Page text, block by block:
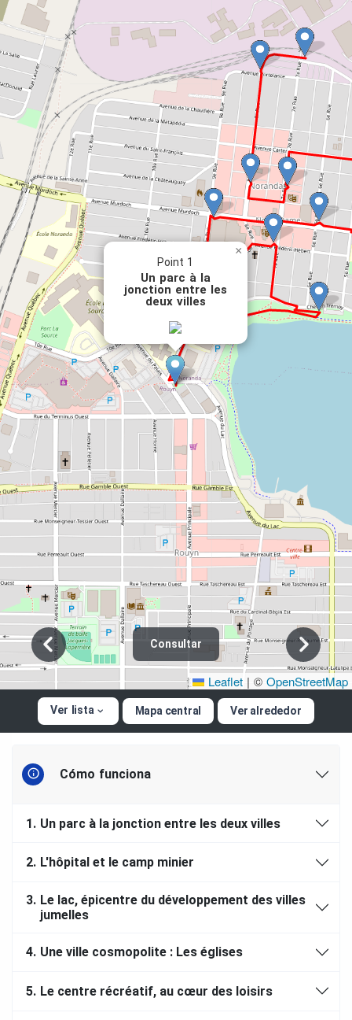
Cómo funciona
1. Un parc à la jonction entre les deux villes
2. L'hôpital et le camp minier
3. Le lac, épicentre du développement des villes
jumelles
4. Une ville cosmopolite : Les églises
5. Le centre récréatif, au cœur des loisirs
Point 1
Un parc à la
jonction entre les
deux villes
×
Leaflet | © OpenStreetMap
Consultar
Ver lista Mapa central Ver alrededor